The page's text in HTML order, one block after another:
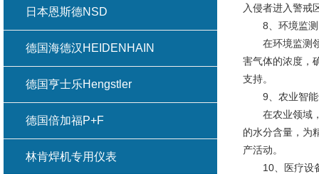
入侵者进入警戒
8、环境监测
在环境监测领
害气体的浓度，
支持。
9、农业智能
在农业领域，
的水分含量，为
产活动。
10、医疗设
日本恩斯德NSD
德国海德汉HEIDENHAIN
德国亨士乐Hengstler
德国倍加福P+F
林肯焊机专用仪表